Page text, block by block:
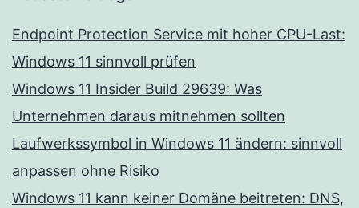
Endpoint Protection Service mit hoher CPU-Last:
Windows 11 sinnvoll prüfen
Windows 11 Insider Build 29639: Was
Unternehmen daraus mitnehmen sollten
Laufwerkssymbol in Windows 11 ändern: sinnvoll
anpassen ohne Risiko
Windows 11 kann keiner Domäne beitreten: DNS,